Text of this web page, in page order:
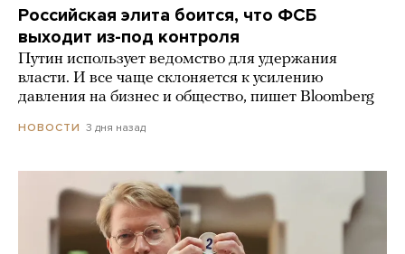
Российская элита боится, что ФСБ
выходит из-под контроля
Путин использует ведомство для удержания
власти. И все чаще склоняется к усилению
давления на бизнес и общество, пишет Bloomberg
НОВОСТИ 3 дня назад